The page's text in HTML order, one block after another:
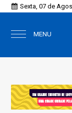
Sexta, 07 de
MENU